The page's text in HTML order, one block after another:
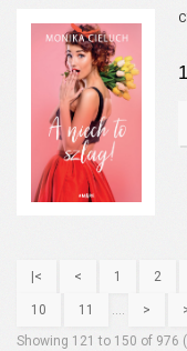
|< < 1 2
10 11 .... >
Showing 121 to 150 of 976